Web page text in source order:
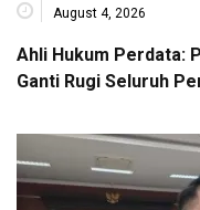
August 4, 2026
Ahli Hukum Perdata:
Ganti Rugi Seluruh